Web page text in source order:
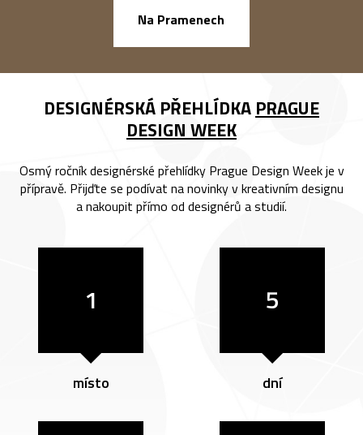
Na Pramenech
DESIGNÉRSKÁ PŘEHLÍDKA PRAGUE
DESIGN WEEK
Osmý ročník designérské přehlídky Prague Design Week je v
přípravě. Přijďte se podívat na novinky v kreativním designu
a nakoupit přímo od designérů a studií.
1
místo
5
dní